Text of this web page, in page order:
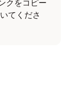
クをコピー
てくださ